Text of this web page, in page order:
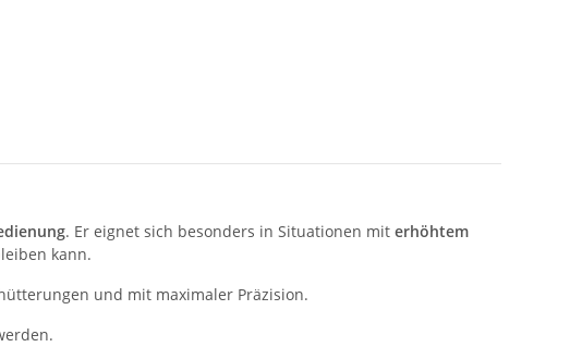
. Er eignet sich besonders in Situationen mit erhöhtem
kann.
und mit maximaler Präzision.